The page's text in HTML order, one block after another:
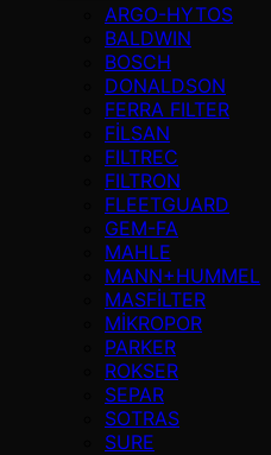
ARGO-HYTOS
BALDWIN
BOSCH
DONALDSON
FERRA FILTER
FİLSAN
FILTREC
FILTRON
FLEETGUARD
GEM-FA
MAHLE
MANN+HUMMEL
MASFİLTER
MİKROPOR
PARKER
ROKSER
SEPAR
SOTRAS
SURE